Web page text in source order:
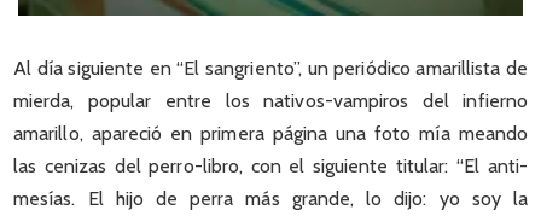
Al día siguiente en “El sangriento”, un periódico amarillista de
mierda, popular entre los nativos-vampiros del infierno
amarillo, apareció en primera página una foto mía meando
las cenizas del perro-libro, con el siguiente titular: “El anti-
mesías. El hijo de perra más grande, lo dijo: yo soy la